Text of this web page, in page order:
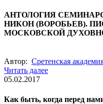
АНТОЛОГИЯ
НИКОН (ВОРОБЬЕВ).
МОСКОВСКОЙ
Автор: Сретенская
Читать далее
05.02.2017
Как быть, когда перед